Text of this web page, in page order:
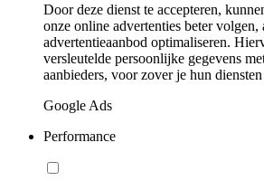
Door deze dienst te accepteren,
onze online advertenties beter volgen,
advertentieaanbod optimaliseren.
versleutelde persoonlijke gegevens
aanbieders, voor zover je hun
Google Ads
Performance